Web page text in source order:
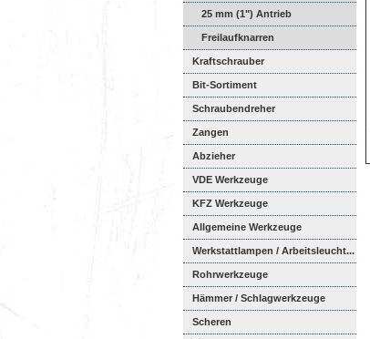
25 mm (1") Antrieb
Freilaufknarren
Kraftschrauber
Bit-Sortiment
Schraubendreher
Zangen
Abzieher
VDE Werkzeuge
KFZ Werkzeuge
Allgemeine Werkzeuge
Werkstattlampen / Arbeitsleucht...
Rohrwerkzeuge
Hämmer / Schlagwerkzeuge
Scheren